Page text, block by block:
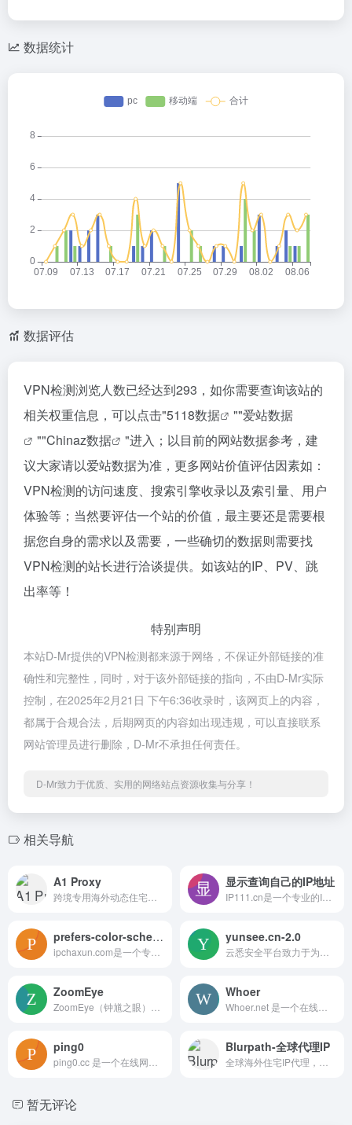
数据统计
数据评估
VPN检测浏览人数已经达到293，如你需要查询该站的
相关权重信息，可以点击"5118数据 ""爱站数据
""Chinaz数据
"进入；以目前的网站数据参考，建
议大家请以爱站数据为准，更多网站价值评估因素如：
VPN检测的访问速度、搜索引擎收录以及索引量、用户
体验等；当然要评估一个站的价值，最主要还是需要根
据您自身的需求以及需要，一些确切的数据则需要找
VPN检测的站长进行洽谈提供。如该站的IP、PV、跳
出率等！
特别声明
本站D-Mr提供的VPN检测都来源于网络，不保证外部链接的准
确性和完整性，同时，对于该外部链接的指向，不由D-Mr实际
控制，在2025年2月21日 下午6:36收录时，该网页上的内容，
都属于合规合法，后期网页的内容如出现违规，可以直接联系
网站管理员进行删除，D-Mr不承担任何责任。
D-Mr致力于优质、实用的网络站点资源收集与分享！
相关导航
A1 Proxy 显示查询自己的IP地址
prefers-color-scheme yunsee.cn-2.0
ZoomEye Whoer
ping0 Blurpath-全球代理IP
暂无评论